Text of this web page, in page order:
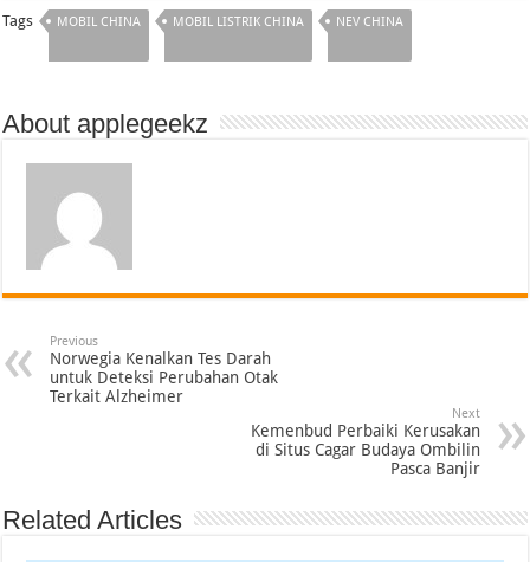
Tags MOBIL CHINA MOBIL LISTRIK CHINA NEV CHINA
About applegeekz
Previous
Norwegia Kenalkan Tes Darah
untuk Deteksi Perubahan Otak
Terkait Alzheimer
Next
Kemenbud Perbaiki Kerusakan
di Situs Cagar Budaya Ombilin
Pasca Banjir
Related Articles